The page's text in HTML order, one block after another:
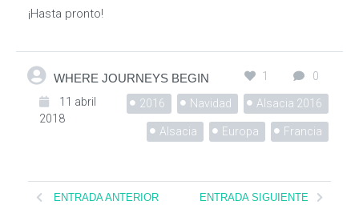
¡Hasta pronto!
WHERE JOURNEYS BEGIN 1
0
11 abril
2018
2016 Navidad Alsacia 2016
Alsacia Europa Francia
ENTRADA ANTERIOR ENTRADA SIGUIENTE